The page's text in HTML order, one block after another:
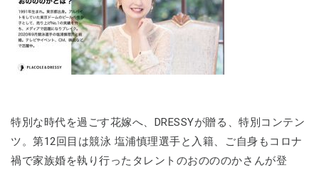
特別な時代を過ごす花嫁へ、DRESSYが贈る、特別コンテン
ツ。第12回目は競泳 塩浦慎理選手と入籍、ご自身もコロナ
禍で家族婚を執り行ったタレントのおのののかさんが登